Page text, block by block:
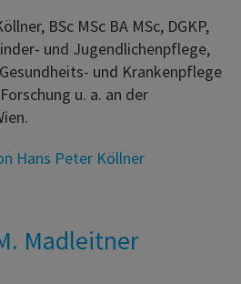
BSc MSc BA MSc, DGKP,
und Jugendlichenpflege,
und Krankenpflege
u. a. an der
Hans Peter Köllner
Madleitner